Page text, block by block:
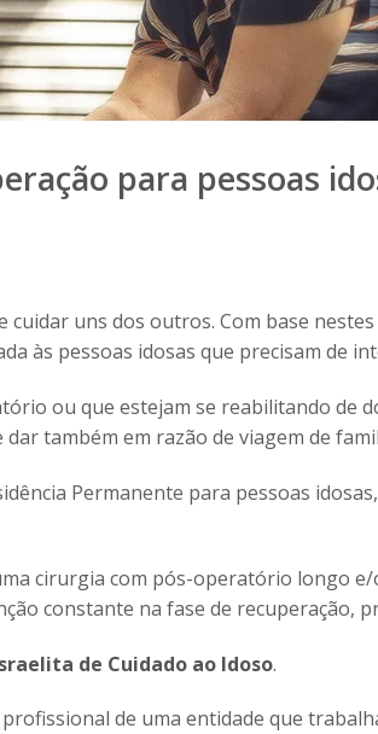
para pessoas
uns dos outros. Com base
às pessoas idosas que precisam de
ou que estejam se reabilitando de
também em razão de viagem de
Permanente para pessoas
cirurgia com pós-operatório longo
constante na fase de recuperação,
de Cuidado ao Idoso.
de uma entidade que